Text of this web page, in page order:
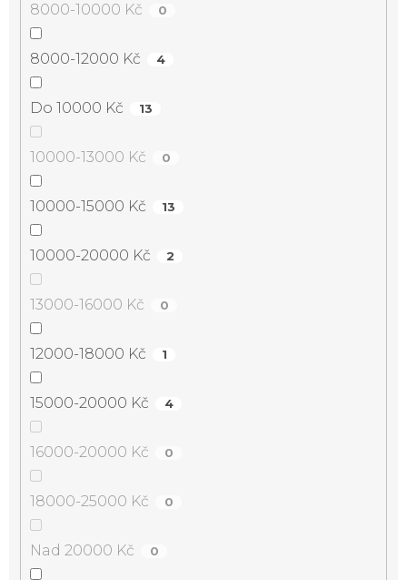
8000-10000 Kč 0
8000-12000 Kč 4
Do 10000 Kč 13
10000-13000 Kč 0
10000-15000 Kč 13
10000-20000 Kč 2
13000-16000 Kč 0
12000-18000 Kč 1
15000-20000 Kč 4
16000-20000 Kč 0
18000-25000 Kč 0
Nad 20000 Kč 0